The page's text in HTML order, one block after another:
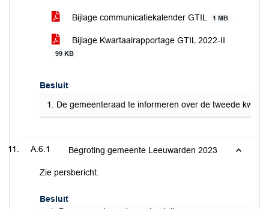
Bijlage communicatiekalender GTIL 1 MB
Bijlage Kwartaalrapportage GTIL 2022-II
99 KB
Besluit
1. De gemeenteraad te informeren over de tweede
A.6.1 Begroting gemeente Leeuwarden 2023
Zie persbericht.
Besluit